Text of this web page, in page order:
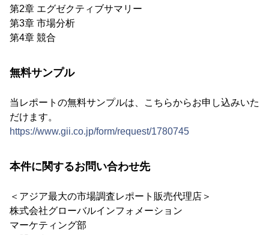
第2章 エグゼクティブサマリー
第3章 市場分析
第4章 競合
無料サンプル
当レポートの無料サンプルは、こちらからお申し込みいた
だけます。
https://www.gii.co.jp/form/request/1780745
本件に関するお問い合わせ先
＜アジア最大の市場調査レポート販売代理店＞
株式会社グローバルインフォメーション
マーケティング部